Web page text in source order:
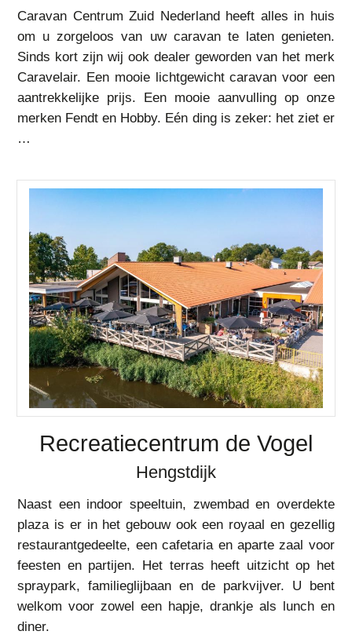
Caravan Centrum Zuid Nederland heeft alles in huis
om u zorgeloos van uw caravan te laten genieten.
Sinds kort zijn wij ook dealer geworden van het merk
Caravelair. Een mooie lichtgewicht caravan voor een
aantrekkelijke prijs. Een mooie aanvulling op onze
merken Fendt en Hobby. Eén ding is zeker: het ziet er
…
Recreatiecentrum de Vogel
Hengstdijk
Naast een indoor speeltuin, zwembad en overdekte
plaza is er in het gebouw ook een royaal en gezellig
restaurantgedeelte, een cafetaria en aparte zaal voor
feesten en partijen. Het terras heeft uitzicht op het
spraypark, familieglijbaan en de parkvijver. U bent
welkom voor zowel een hapje, drankje als lunch en
diner.